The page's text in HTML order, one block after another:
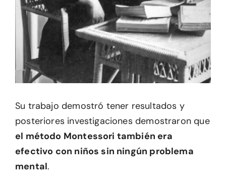
Su trabajo demostró tener resultados y
posteriores investigaciones demostraron que
el método Montessori también era
efectivo con niños sin ningún problema
mental.